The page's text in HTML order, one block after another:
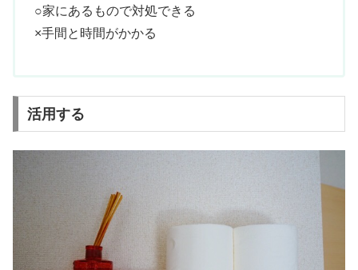
○家にあるもので対処できる
×手間と時間がかかる
活用する